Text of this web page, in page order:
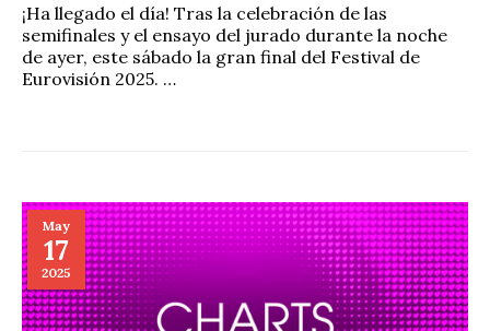
¡Ha llegado el día! Tras la celebración de las
semifinales y el ensayo del jurado durante la noche
de ayer, este sábado la gran final del Festival de
Eurovisión 2025. …
May
17
2025